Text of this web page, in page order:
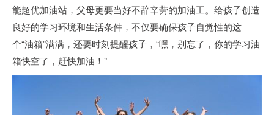
能超优加油站，父母更要当好不辞辛劳的加油工。给孩子创造
良好的学习环境和生活条件，不仅要确保孩子自觉性的这
个“油箱”满满，还要时刻提醒孩子，“嘿，别忘了，你的学习油
箱快空了，赶快加油！”